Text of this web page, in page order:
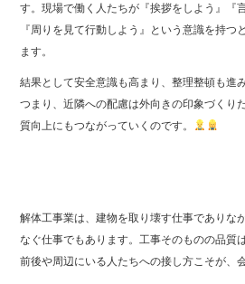
す。現場で働く人たちが『挨拶をしよう』『
『周りを見て行動しよう』という意識を持つ
ます。
結果として安全意識も高まり、整理整頓も進
つまり、近隣への配慮は外向きの印象づくり
質向上にもつながっていくのです。
解体工事業は、建物を取り壊す仕事でありな
なぐ仕事でもあります。工事そのものの品質
前後や周辺にいる人たちへの接し方こそが、